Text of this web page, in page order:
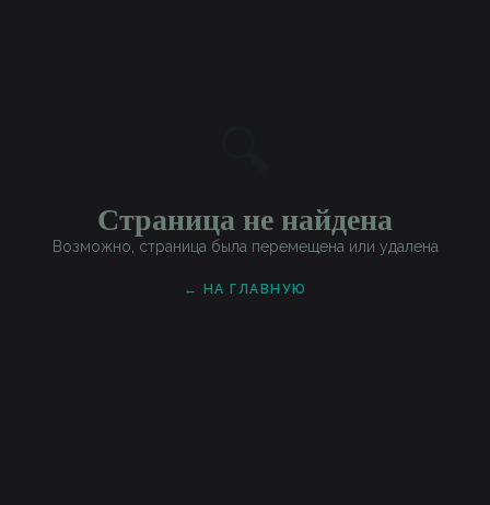
Страница не найдена
Возможно, страница была перемещена или удалена
← НА ГЛАВНУЮ